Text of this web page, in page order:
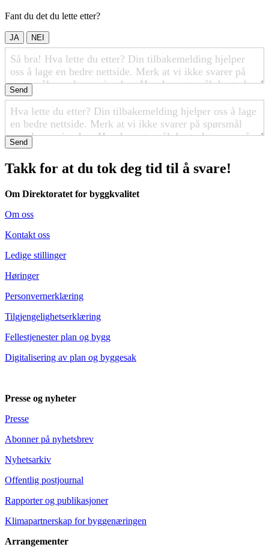
Fant du det du lette etter?
JA NEI
Send
Send
Takk for at du tok deg tid til å svare!
Om Direktoratet for byggkvalitet
Om oss
Kontakt oss
Ledige stillinger
Høringer
Personvernerklæring
Tilgjengelighetserklæring
Fellestjenester plan og bygg
Digitalisering av plan og byggesak
Presse og nyheter
Presse
Abonner på nyhetsbrev
Nyhetsarkiv
Offentlig postjournal
Rapporter og publikasjoner
Klimapartnerskap for byggenæringen
Arrangementer